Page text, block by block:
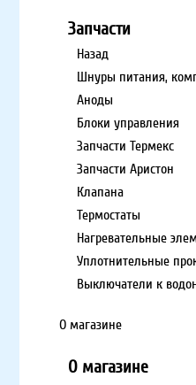
Запчасти
Назад
Шнуры питания,
Аноды
Блоки управления
Запчасти Термекс
Запчасти Аристон
Клапана
Термостаты
Нагревательные
Уплотнительные
Выключатели к
О магазине
О магазине